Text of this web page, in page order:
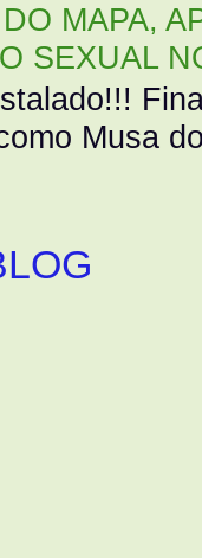
MAPA,
SEXUAL
Musa